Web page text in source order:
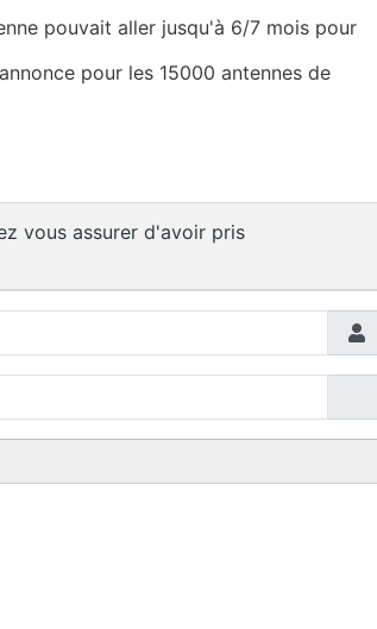
pouvait aller jusqu'à 6/7 mois pour
pour les 15000 antennes de
vous assurer d'avoir pris